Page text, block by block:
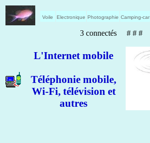
Voile Electronique Photographie Camping-car
3 connectés # # #
L'Internet mobile
Téléphonie mobile,
Wi-Fi, télévision et
autres